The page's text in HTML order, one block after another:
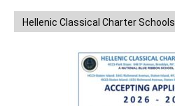
Hellenic Classical Charter Schools